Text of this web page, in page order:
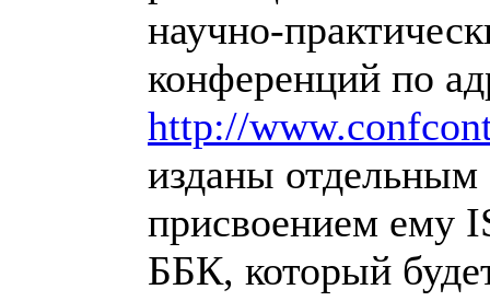
научно-
конференций по
http://
изданы отдельным
присвоением ему
ББК, который